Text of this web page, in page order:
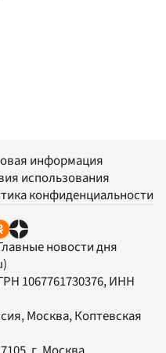
информация
использования
конфиденциальности
новости дня
1067761730376, ИНН
Москва, Коптевская